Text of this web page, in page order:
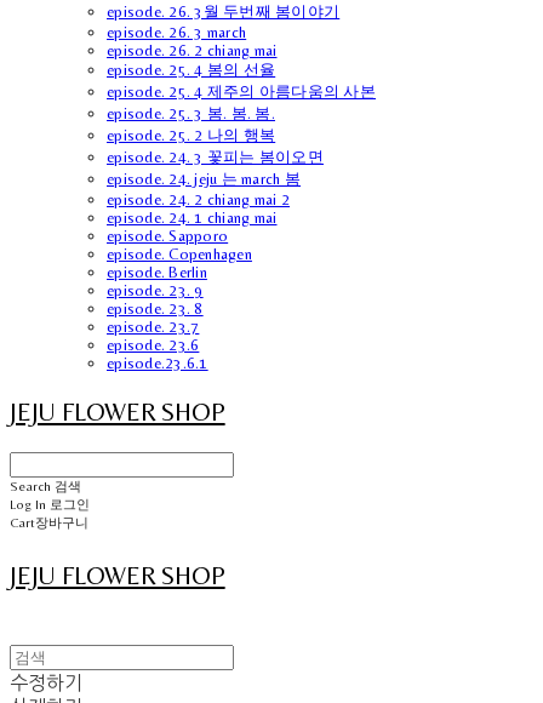
episode. 26. 3월 두번째 봄이야기
episode. 26. 3 march
episode. 26. 2 chiang mai
episode. 25. 4 봄의 선율
episode. 25. 4 제주의 아름다움의 사본
episode. 25. 3 봄. 봄. 봄.
episode. 25. 2 나의 행복
episode. 24. 3 꽃피는 봄이오면
episode. 24. jeju 는 march 봄
episode. 24. 2 chiang mai 2
episode. 24. 1 chiang mai
episode. Sapporo
episode. Copenhagen
episode. Berlin
episode. 23. 9
episode. 23. 8
episode. 23.7
episode. 23.6
episode.23.6.1
JEJU FLOWER SHOP
Search 검색
Log In 로그인
Cart장바구니
JEJU FLOWER SHOP
수정하기